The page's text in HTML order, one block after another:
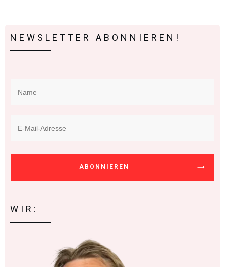
NEWSLETTER ABONNIEREN!
ABONNIEREN
WIR: